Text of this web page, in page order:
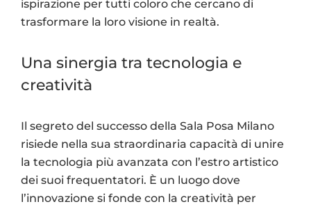
ispirazione per tutti coloro che cercano di
trasformare la loro visione in realtà.
Una sinergia tra tecnologia e
creatività
Il segreto del successo della Sala Posa Milano
risiede nella sua straordinaria capacità di unire
la tecnologia più avanzata con l’estro artistico
dei suoi frequentatori. È un luogo dove
l’innovazione si fonde con la creatività per